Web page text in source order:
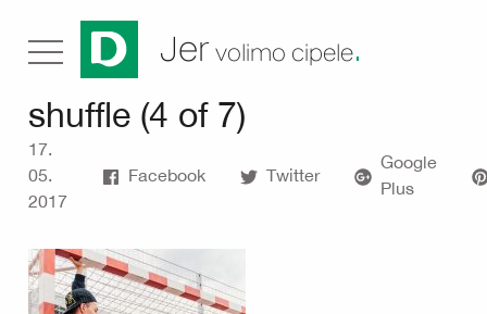
Jer volimo cipele.
shuffle (4 of 7)
17.
05.
2017
Facebook Twitter
Google
Plus